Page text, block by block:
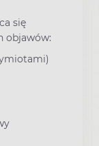
się
objawów: